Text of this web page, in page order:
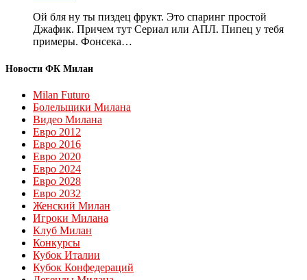
Ой бля ну ты пиздец фрукт. Это спаринг простой
Джафик. Причем тут Сериал или АПЛ. Пипец у тебя
примеры. Фонсека…
Новости ФК Милан
Milan Futuro
Болельщики Милана
Видео Милана
Евро 2012
Евро 2016
Евро 2020
Евро 2024
Евро 2028
Евро 2032
Женский Милан
Игроки Милана
Клуб Милан
Конкурсы
Кубок Италии
Кубок Конфедераций